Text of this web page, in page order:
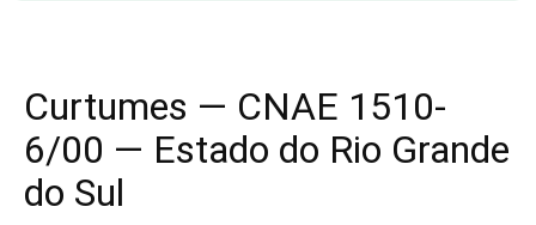
Curtumes — CNAE 1510-
6/00 — Estado do Rio Grande
do Sul